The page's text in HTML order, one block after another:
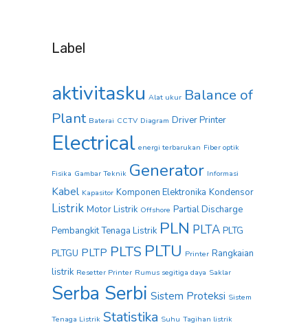
Label
aktivitasku Alat ukur Balance of
Plant Baterai CCTV Diagram Driver Printer
Electrical energi terbarukan Fiber optik
Fisika Gambar Teknik Generator Informasi
Kabel Kapasitor Komponen Elektronika Kondensor
Listrik Motor Listrik Offshore Partial Discharge
Pembangkit Tenaga Listrik PLN PLTA PLTG
PLTGU PLTP PLTS PLTU Printer Rangkaian
listrik Resetter Printer Rumus segitiga daya Saklar
Serba Serbi Sistem Proteksi Sistem
Tenaga Listrik Statistika Suhu Tagihan listrik